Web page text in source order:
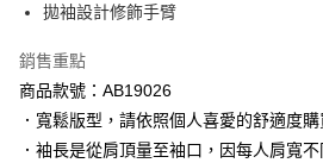
每筆NT$60，滿NT$1,000(含以上)免運費
付款後7-11取貨
每筆NT$60，滿NT$1,000(含以上)免運費
宅配
拋袖設計修飾手臂
銷售重點
商品款號：AB19026
．寬鬆版型，請依照個人喜愛的舒適度購
．袖長是從肩頂量至袖口，因每人肩寬